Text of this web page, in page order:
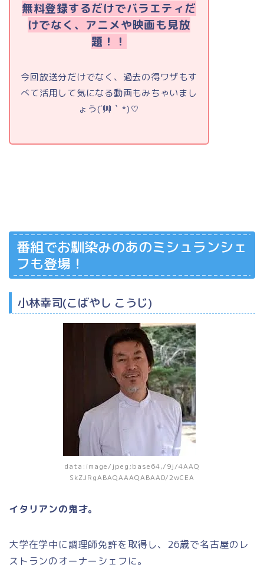
無料登録するだけでバラエティだ
けでなく、アニメや映画も見放
題！！
今回放送分だけでなく、過去の得ワザもす
べて活用して気になる動画もみちゃいまし
ょう(´艸｀*)♡
番組でお馴染みのあのミシュランシェ
フも登場！
小林幸司(こばやし こうじ)
data:image/jpeg;base64,/9j/4AAQ
SkZJRgABAQAAAQABAAD/2wCEA
イタリアンの鬼才。
大学在学中に調理師免許を取得し、26歳で名古屋のレ
ストランのオーナーシェフに。